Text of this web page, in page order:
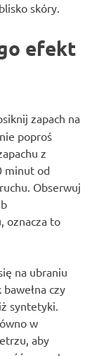
skóry.
efekt
zapach na
poproś
z
minut od
Obserwuj
oznacza to
na ubraniu
czy
syntetyki.
w
aby